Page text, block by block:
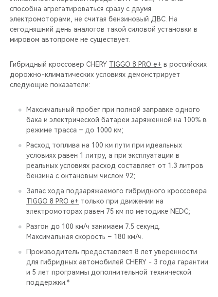
способна агрегатироваться сразу с двумя
электромоторами, не считая бензиновый ДВС. На
сегодняшний день аналогов такой силовой установки в
мировом автопроме не существует.
Гибридный кроссовер CHERY TIGGO 8 PRO e+ в российских
дорожно-климатических условиях демонстрирует
следующие показатели:
Максимальный пробег при полной заправке одного
бака и электрической батареи заряженной на 100% в
режиме трасса – до 1000 км;
Расход топлива на 100 км пути при идеальных
условиях равен 1 литру, а при эксплуатации в
реальных условиях расход составляет от 1.3 литров
бензина с октановым числом 92;
Запас хода подзаряжаемого гибридного кроссовера
TIGGO 8 PRO e+ только при движении на
электромоторах равен 75 км по методике NEDC;
Разгон до 100 км/ч занимаем 7.5 секунд.
Максимальная скорость – 180 км/ч.
Производитель предоставляет 8 лет уверенности
для гибридных автомобилей CHERY - 3 года гарантии
и 5 лет программы дополнительной технической
поддержки.*